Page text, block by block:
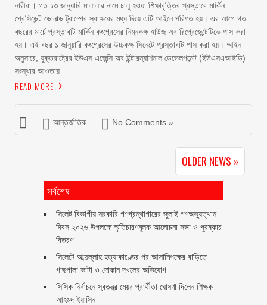
নারীরা। গত ১৩ জানুয়ারি মালালার নামে চালু হওয়া শিক্ষাবৃত্তির প্রস্তাবে মার্কিন
প্রেসিডেন্ট ডোনাল্ড ট্রাম্পের স্বাক্ষরের মধ্য দিয়ে এটি আইনে পরিণত হয়। এর আগে গত
বছরের মার্চে প্রস্তাবটি মার্কিন কংগ্রেসের নিম্নকক্ষ হাউজ অব রিপ্রেজেন্টেটিভে পাস করা
হয়। এই বছর ১ জানুয়ারি কংগ্রেসের উচ্চকক্ষ সিনেটে প্রস্তাবটি পাস করা হয়। আইন
অনুসারে, যুক্তরাষ্ট্রের ইউএস এজেন্সি অব ইন্টারন্যাশনাল ডেভেলপমেন্ট (ইউএসএআইডি)
সংস্থার আওতায়
READ MORE
আন্তর্জাতিক No Comments »
OLDER NEWS »
সর্বশেষ
সিলেট বিভাগীয় সরকারি গণগ্রন্থাগারের জুলাই গণঅভ্যুত্থান
দিবস ২০২৬ উপলক্ষে স্মৃতিচারণমূলক আলোচনা সভা ও পুরষ্কার
বিতরণ ‎ ‎
সিলেটে আব্দুল্লাহ হত্যাকাণ্ডের পর আসামিপক্ষের বাড়িতে
গাছপালা কাটা ও দোকান দখলের অভিযোগ
সিসিক নির্বাচনে স্বতন্ত্র মেয়র প্রার্থীতা ঘোষণা দিলেন শিক্ষক
আহমদ ইয়াসিন